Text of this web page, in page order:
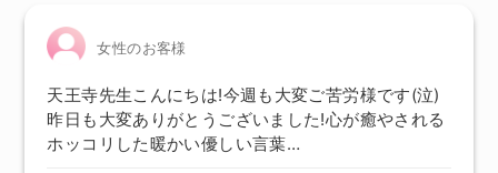
女性のお客様
天王寺先生こんにちは!今週も大変ご苦労様です(泣)
昨日も大変ありがとうございました!心が癒やされる
ホッコリした暖かい優しい言葉…